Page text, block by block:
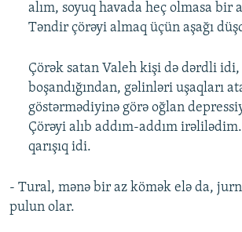
alım, soyuq havada heç olmasa bir
Təndir çörəyi almaq üçün aşağı
Çörək satan Valeh kişi də dərdli
boşandığından, gəlinləri uşaqları
göstərmədiyinə görə oğlan
Çörəyi alıb addım-addım
qarışıq idi.
- Tural, mənə bir az kömək elə da,
pulun olar.